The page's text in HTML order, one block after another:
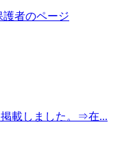
者のページ
掲載しました。⇒在...